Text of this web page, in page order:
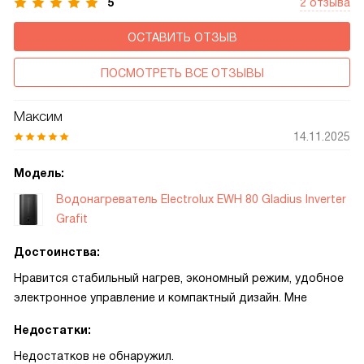
ОСТАВИТЬ ОТЗЫВ
ПОСМОТРЕТЬ ВСЕ ОТЗЫВЫ
Максим
14.11.2025
Модель:
Водонагреватель Electrolux EWH 80 Gladius Inverter
Grafit
Достоинства:
Нравится стабильный нагрев, экономный режим, удобное
электронное управление и компактный дизайн. Мне
Недостатки:
Недостатков не обнаружил.